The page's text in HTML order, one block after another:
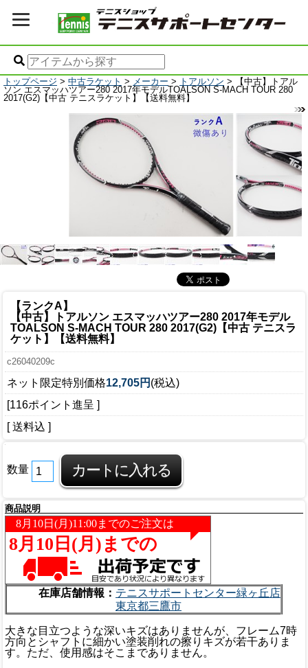
トップページ > 中古ラケット > メーカー > トアルソン > 【中古】トアル
ソン エスマッハツアー280 2017年モデルTOALSON S-MACH TOUR 280
2017(G2)【中古 テニスラケット】【送料無料】
【ランクA】
【中古】トアルソン エスマッハツアー280 2017年モデル
TOALSON S-MACH TOUR 280 2017(G2)【中古 テニスラ
ケット】【送料無料】
c26040209c
ネット限定特別価格12,705円 (税込)
[116ポイント進呈 ]
[ 送料込 ]
数量
商品説明
在庫店舗情報： テニスサポートセンター緑ヶ丘店
東京都三鷹市
大きな目立つような深いキズはありませんが、フレーム7時
方向とシャフトに細かい塗装削れの擦りキズが若干ありま
す。ただ、使用感はそこまでありません。